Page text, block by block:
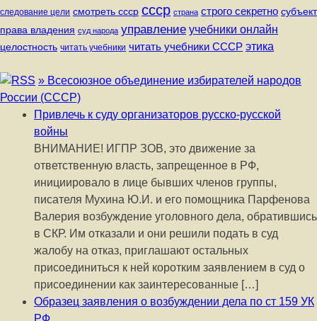
следование цели смотреть ссср ссср страна строго секретно субъект
права владения суд народа управление учебники онлайн
целостность читать учебники читать учебники СССР этика
» Всесоюзное объединение избирателей народов
России (СССР)
Привлечь к суду организаторов русско-русской
войны
ВНИМАНИЕ! ИГПР ЗОВ, это движение за
ответственную власть, запрещенное в РФ,
инициировало в лице бывших членов группы,
писателя Мухина Ю.И. и его помощника Парфенова
Валерия возбуждение уголовного дела, обратившись
в СКР. Им отказали и они решили подать в суд
жалобу на отказ, приглашают остальных
присоединиться к ней коротким заявлением в суд о
присоединении как заинтересованные […]
Образец заявления о возбуждении дела по ст 159 УК
РФ